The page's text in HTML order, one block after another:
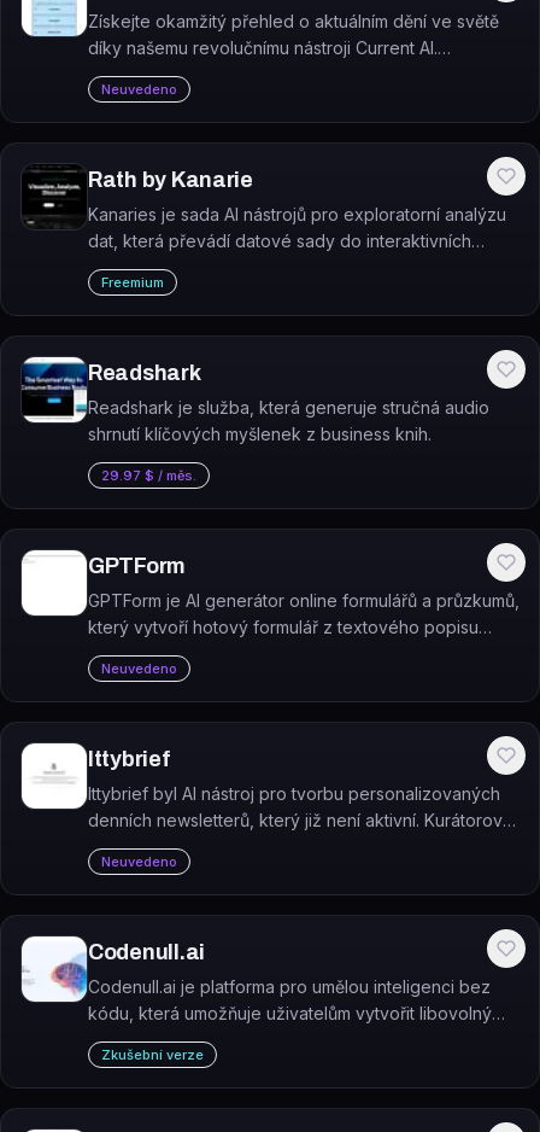
Získejte okamžitý přehled o aktuálním dění ve světě
díky našemu revolučnímu nástroji Current AI.
Bezplatně získáte stručné shrnutí nejnovějších zpráv z
různých oblastí.
Neuvedeno
Rath by Kanarie
Kanaries je sada AI nástrojů pro exploratorní analýzu
dat, která převádí datové sady do interaktivních
vizualizací a automaticky odkrývá vzorce a poznatky.
Freemium
Readshark
Readshark je služba, která generuje stručná audio
shrnutí klíčových myšlenek z business knih.
29.97 $ / měs.
GPTForm
GPTForm je AI generátor online formulářů a průzkumů,
který vytvoří hotový formulář z textového popisu
(promptu).
Neuvedeno
Ittybrief
Ittybrief byl AI nástroj pro tvorbu personalizovaných
denních newsletterů, který již není aktivní. Kurátoroval
zpravodajské články a doporučení podcastů dle
uživatelem zvolených témat a doručoval je e-mailem.
Neuvedeno
Codenull.ai
Codenull.ai je platforma pro umělou inteligenci bez
kódu, která umožňuje uživatelům vytvořit libovolný
model AI bez psaní jediného řádku kódu.
Zkušební verze